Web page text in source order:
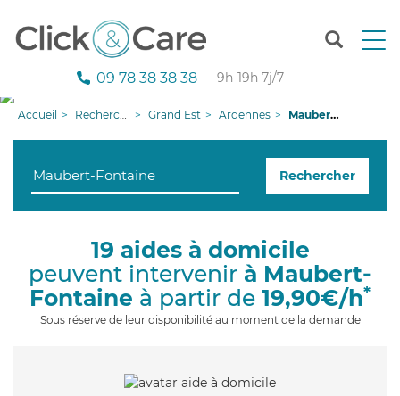
T
n
g
09 78 38 38 38 — 9h-19h 7j/7
Accueil Recherche aide à domicile Grand Est Ardennes Maubert-Fontaine
Rechercher
19 aides à domicile
peuvent intervenir à Maubert-
Fontaine à partir de 19,90€/h*
Sous réserve de leur disponibilité au moment de la demande